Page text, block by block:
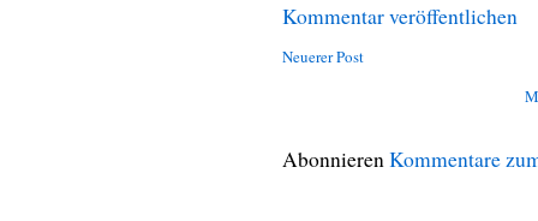
Kommentar veröffentlichen
Neuerer Post
AbonnierenKommentare